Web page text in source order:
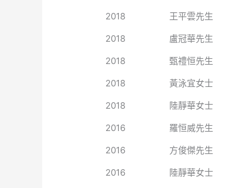
2018
王平雲先生
2018
盧冠華先生
2018
甄禮恒先生
2018
黃泳宜女士
2018
陸靜華女士
2016
羅恒威先生
2016
方俊傑先生
2016
陸靜華女士